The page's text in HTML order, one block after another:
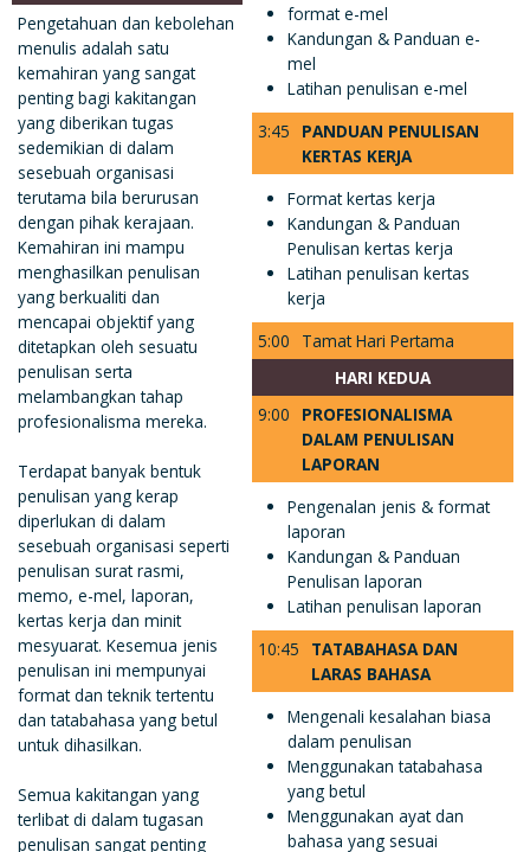
Pengetahuan dan kebolehan
menulis adalah satu
kemahiran yang sangat
penting bagi kakitangan
yang diberikan tugas
sedemikian di dalam
sesebuah organisasi
terutama bila berurusan
dengan pihak kerajaan.
Kemahiran ini mampu
menghasilkan penulisan
yang berkualiti dan
mencapai objektif yang
ditetapkan oleh sesuatu
penulisan serta
melambangkan tahap
profesionalisma mereka.
Terdapat banyak bentuk
penulisan yang kerap
diperlukan di dalam
sesebuah organisasi seperti
penulisan surat rasmi,
memo, e-mel, laporan,
kertas kerja dan minit
mesyuarat. Kesemua jenis
penulisan ini mempunyai
format dan teknik tertentu
dan tatabahasa yang betul
untuk dihasilkan.
Semua kakitangan yang
terlibat di dalam tugasan
penulisan sangat penting
format e-mel
Kandungan & Panduan e-
mel
Latihan penulisan e-mel
3:45
PANDUAN PENULISAN
KERTAS KERJA
Format kertas kerja
Kandungan & Panduan
Penulisan kertas kerja
Latihan penulisan kertas
kerja
5:00
Tamat Hari Pertama
HARI KEDUA
9:00
PROFESIONALISMA
DALAM PENULISAN
LAPORAN
Pengenalan jenis & format
laporan
Kandungan & Panduan
Penulisan laporan
Latihan penulisan laporan
10:45
TATABAHASA DAN
LARAS BAHASA
Mengenali kesalahan biasa
dalam penulisan
Menggunakan tatabahasa
yang betul
Menggunakan ayat dan
bahasa yang sesuai